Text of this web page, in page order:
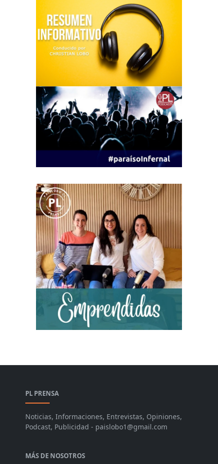
PL PRENSA
Noticias, Informaciones, Entrevistas, Opiniones,
Podcast, Publicidad - paislobo1@gmail.com
MÁS DE NOSOTROS